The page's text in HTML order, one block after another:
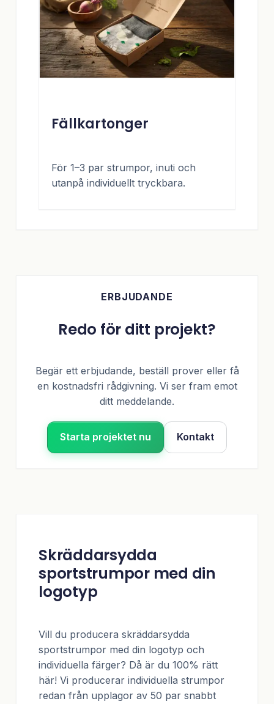
Fällkartonger
För 1–3 par strumpor, inuti och
utanpå individuellt tryckbara.
ERBJUDANDE
Redo för ditt projekt?
Begär ett erbjudande, beställ prover eller få
en kostnadsfri rådgivning. Vi ser fram emot
ditt meddelande.
Starta projektet nu Kontakt
Skräddarsydda
sportstrumpor med din
logotyp
Vill du producera skräddarsydda
sportstrumpor med din logotyp och
individuella färger? Då är du 100% rätt
här! Vi producerar individuella strumpor
redan från upplagor av 50 par snabbt